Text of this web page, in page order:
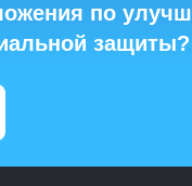
по
защиты?